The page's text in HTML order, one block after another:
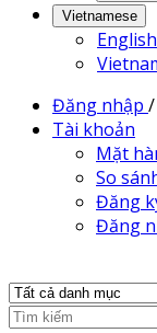
Vietnamese
English
Đăng nhập /
Tài khoản
Mặt
So
Đăng
Đăng